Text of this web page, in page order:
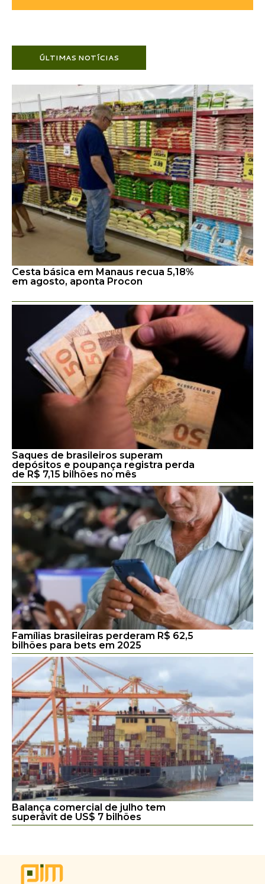
ÚLTIMAS NOTÍCIAS
Cesta básica em Manaus recua 5,18%
em agosto, aponta Procon
Saques de brasileiros superam
depósitos e poupança registra perda
de R$ 7,15 bilhões no mês
Famílias brasileiras perderam R$ 62,5
bilhões para bets em 2025
Balança comercial de julho tem
superávit de US$ 7 bilhões